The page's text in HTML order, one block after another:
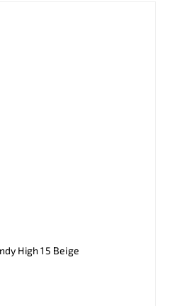
High 15 Beige